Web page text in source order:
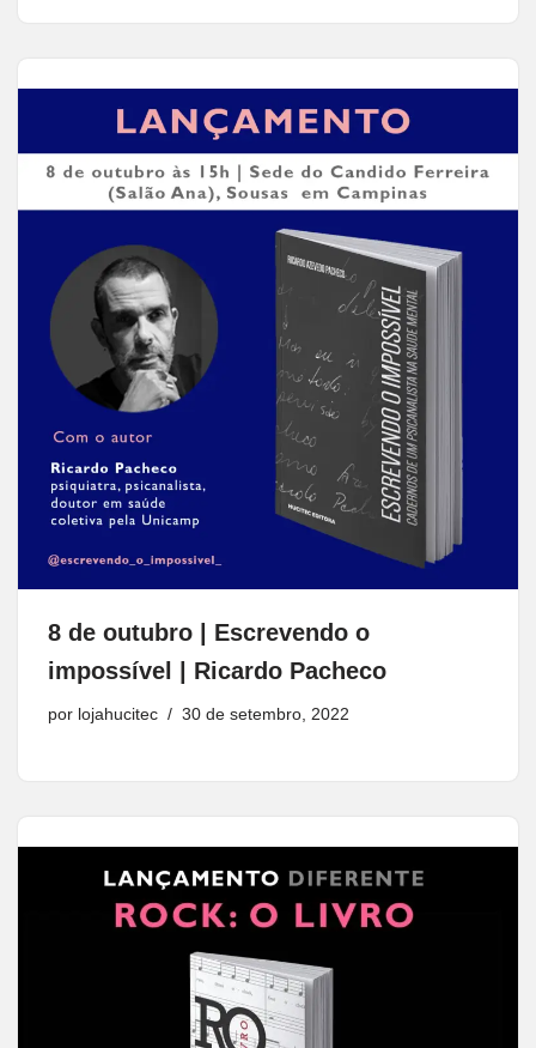
8 de outubro | Escrevendo o
impossível | Ricardo Pacheco
por lojahucitec 30 de setembro, 2022